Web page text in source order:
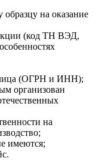
образцу на оказание
(код ТН ВЭД,
(ОГРН и ИНН);
организован
на
имеются;